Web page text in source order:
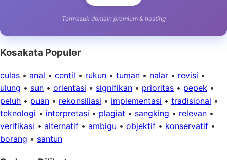
Termasuk domain premium & hosting
Kosakata Populer
culas • anal • centil • rukun • tuman • nalar • revisi •
ulung • sun • orientasi • signifikan • prioritas • pepek •
peluh • puan • rekonsiliasi • implementasi • tradisional •
teknologi • interpretasi • plagiat • sangking • relevan •
verifikasi • alternatif • ambigu • objektif • konservatif •
borang • santun